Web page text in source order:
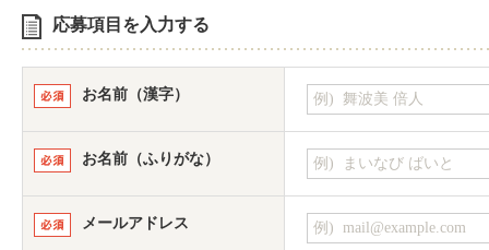
応募項目を入力する
お名前（漢字）
お名前（ふりがな）
メールアドレス